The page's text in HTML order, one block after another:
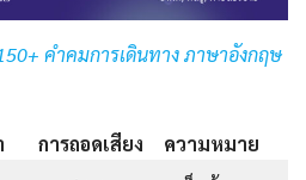
คําคมการเดินทาง ภาษาอังกฤษ
การถอดเสียง
ความหมาย